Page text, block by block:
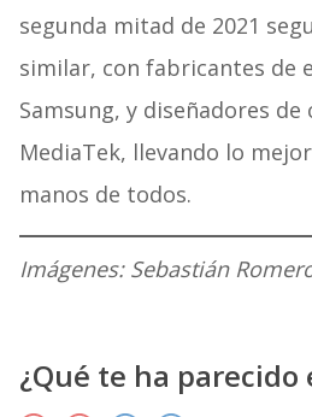
segunda mitad de 2021
similar, con fabricantes de
Samsung, y diseñadores
MediaTek, llevando lo
manos de todos.
Imágenes: Sebastián
¿Qué te ha